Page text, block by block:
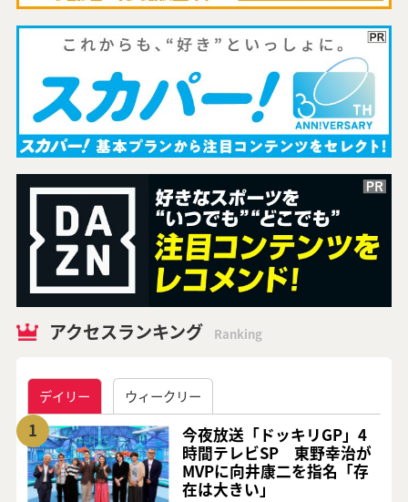
アクセスランキング Ranking
デイリー ウィークリー
1
今夜放送「ドッキリGP」4
時間テレビSP 東野幸治が
MVPに向井康二を指名「存
在は大きい」